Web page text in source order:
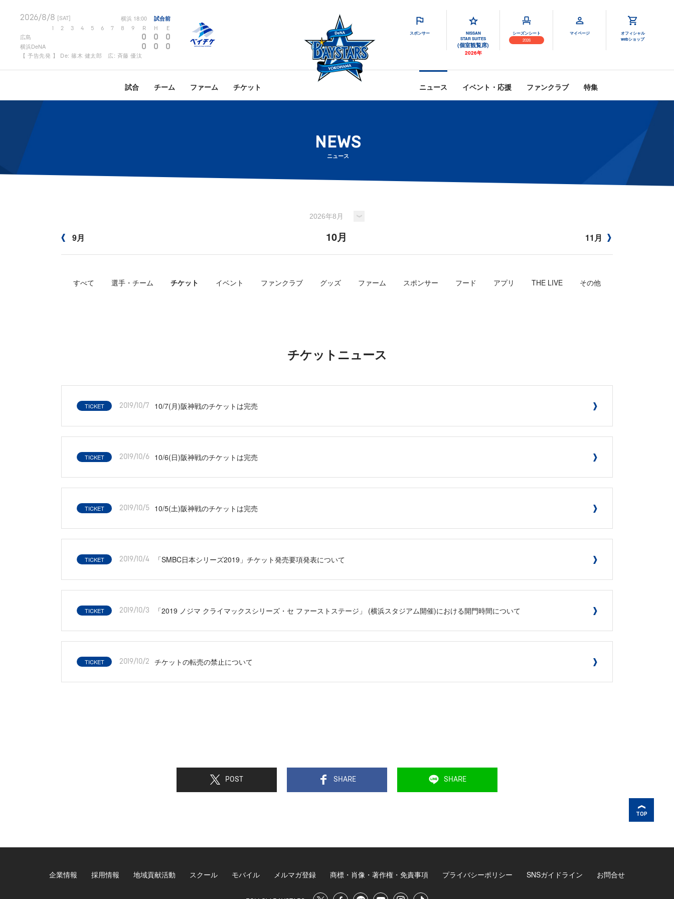
2026/8/8 [SAT] 横浜 18:00 試合前
2 3 4 5 6 7 8 9 R H E
広島 0 0 0
横浜DeNA 0 0 0
【 予告先発 】 De: 篠木 健太郎 広: 斉藤 優汰
スポンサー
NISSAN
STAR SUITES
(個室観覧席)
2026年
シーズンシート
2026
マイページ
オフィシャル
webショップ
試合 チーム ファーム チケット ニュース イベント・応援 ファンクラブ 特集
NEWS
ニュース
9月 10月 11月
すべて 選手・チーム チケット イベント ファンクラブ グッズ ファーム スポンサー フード アプリ THE LIVE その他
チケットニュース
TICKET 2019/10/7 10/7(月)阪神戦のチケットは完売
TICKET 2019/10/6 10/6(日)阪神戦のチケットは完売
TICKET 2019/10/5 10/5(土)阪神戦のチケットは完売
TICKET 2019/10/4 「SMBC日本シリーズ2019」チケット発売要項発表について
TICKET 2019/10/3 「2019 ノジマ クライマックスシリーズ・セ ファーストステージ」 (横浜スタジアム開催)における開門時間について
TICKET 2019/10/2 チケットの転売の禁止について
POST SHARE SHARE
TOP
企業情報 採用情報 地域貢献活動 スクール モバイル メルマガ登録 商標・肖像・著作権・免責事項 プライバシーポリシー SNSガイドライン お問合せ